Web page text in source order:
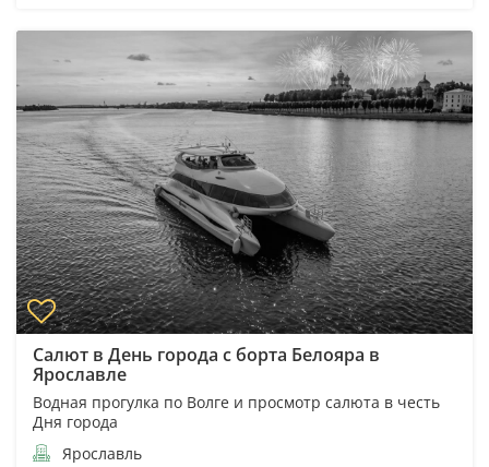
Салют в День города с борта Белояра в
Ярославле
Водная прогулка по Волге и просмотр салюта в честь
Дня города
Ярославль